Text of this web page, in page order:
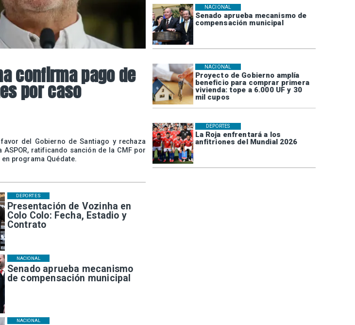
Senado aprueba mecanismo de
compensación municipal
NACIONAL
Proyecto de Gobierno amplía
beneficio para comprar primera
vivienda: tope a 6.000 UF y 30
mil cupos
NACIONAL
La Roja enfrentará a los
anfitriones del Mundial 2026
DEPORTES
Presentación de Vozinha en
Colo Colo: Fecha, Estadio y
Contrato
DEPORTES
Senado aprueba mecanismo
de compensación municipal
NACIONAL
NACIONAL
confirma pago de
por caso
del Gobierno de Santiago y rechaza
ratificando sanción de la CMF por
programa Quédate.